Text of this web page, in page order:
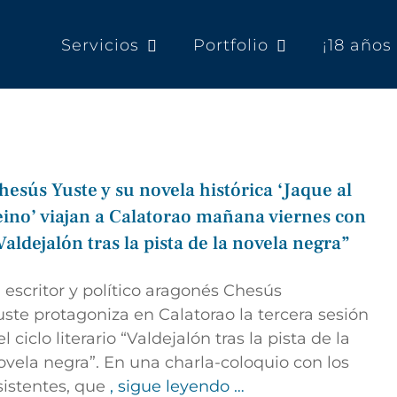
Servicios Portfolio ¡18
Yuste y su novela histórica ‘Jaque al
viajan a Calatorao mañana viernes con
tras la pista de la novela negra”
escritor y político aragonés Chesús
protagoniza en Calatorao la tercera sesión
ciclo literario “Valdejalón tras la pista de la
negra”. En una charla-coloquio con los
que , sigue leyendo …